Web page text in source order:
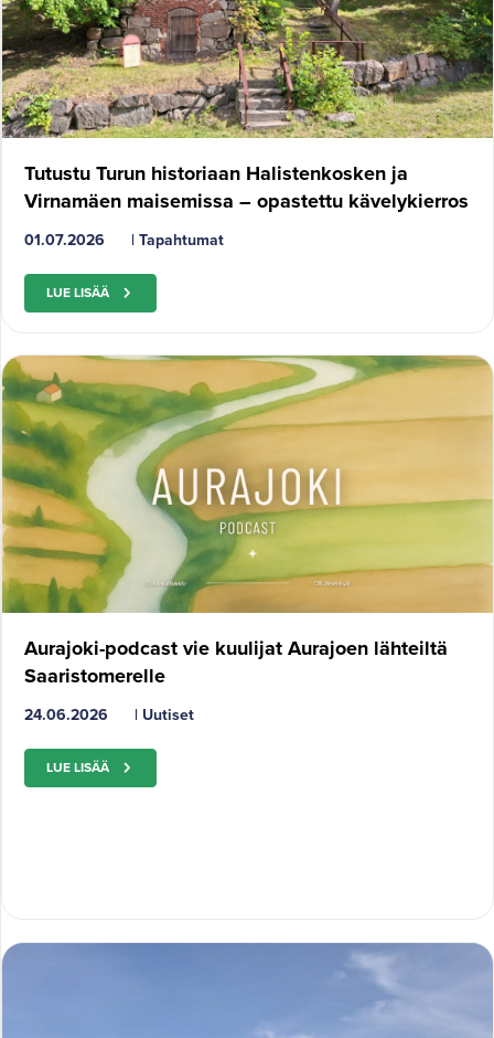
Tutustu Turun historiaan Halistenkosken ja
Virnamäen maisemissa – opastettu kävelykierros
01.07.2026 | Tapahtumat
LUE LISÄÄ
Aurajoki-podcast vie kuulijat Aurajoen lähteiltä
Saaristomerelle
24.06.2026 | Uutiset
LUE LISÄÄ